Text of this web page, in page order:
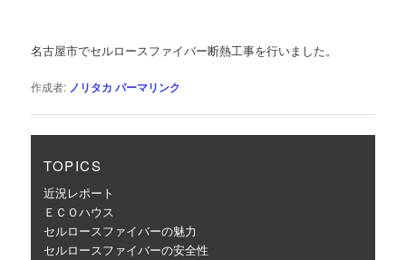
ゲ
シ
名古屋市でセルロースファイバー断熱工事を行いました。
作成者: ノリタカ パーマリンク
TOPICS
近況レポート
ＥＣＯハウス
セルロースファイバーの魅力
セルロースファイバーの安全性